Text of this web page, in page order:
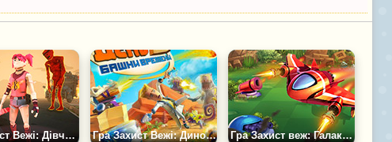
Гра Захист Вежі: Дівчинка проти Зомбі Гра Захист Вежі: Динозаври Гра Захист веж: Галактика